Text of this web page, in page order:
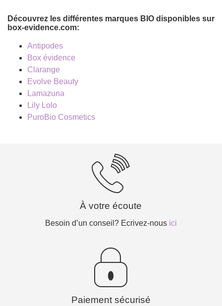
Découvrez les différentes marques BIO disponibles sur
box-evidence.com:
Antipodes
Box évidence
Clarange
Evolve Beauty
Lamazuna
Lily Lolo
PuroBio Cosmetics
À votre écoute
Besoin d’un conseil? Ecrivez-nous ici
Paiement sécurisé